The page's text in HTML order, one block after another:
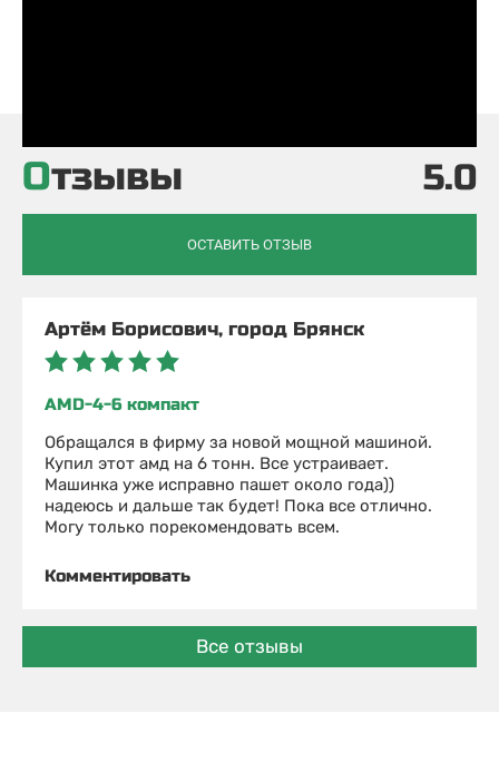
Отзывы 5.0
ОСТАВИТЬ ОТЗЫВ
Артём Борисович, город Брянск
AMD-4-6 компакт
Обращался в фирму за новой мощной машиной.
Купил этот амд на 6 тонн. Все устраивает.
Машинка уже исправно пашет около года))
надеюсь и дальше так будет! Пока все отлично.
Могу только порекомендовать всем.
Комментировать
Все отзывы